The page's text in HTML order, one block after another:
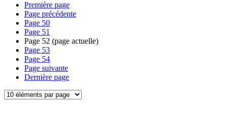
Première page
Page précédente
Page 50
Page 51
Page 52 (page actuelle)
Page 53
Page 54
Page suivante
Dernière page